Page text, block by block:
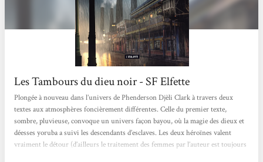
Les Tambours du dieu noir - SF Elfette
Plongée à nouveau dans l’univers de Phenderson Djèli Clark à travers deux
textes aux atmosphères foncièrement différentes. Celle du premier texte,
sombre, pluvieuse, convoque un univers façon bayou, où la magie des dieux et
déesses yoruba a suivi les descendants d’esclaves. Les deux héroïnes valent
vraiment le détour (d’ailleurs le traitement des femmes par l’auteur est toujours